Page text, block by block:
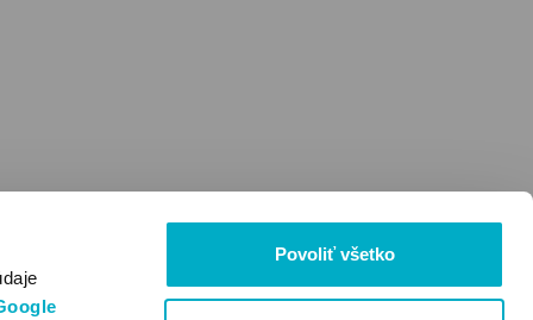
Povoliť všetko